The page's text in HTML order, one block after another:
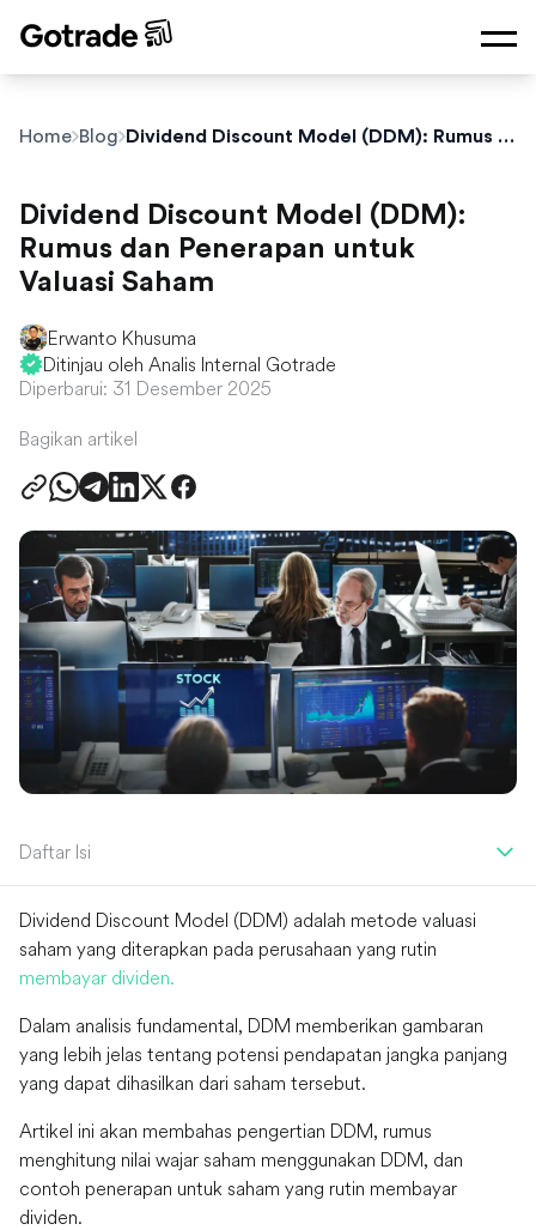
Home Blog Dividend Discount Model (DDM): Rumus dan Penerapan untuk Valuasi Saham
Dividend Discount Model (DDM):
Rumus dan Penerapan untuk
Valuasi Saham
Erwanto Khusuma
Ditinjau oleh Analis Internal Gotrade
Diperbarui: 31 Desember 2025
Bagikan artikel
Daftar Isi
Dividend Discount Model (DDM) adalah metode valuasi
saham yang diterapkan pada perusahaan yang rutin
membayar dividen.
Dalam analisis fundamental, DDM memberikan gambaran
yang lebih jelas tentang potensi pendapatan jangka panjang
yang dapat dihasilkan dari saham tersebut.
Artikel ini akan membahas pengertian DDM, rumus
menghitung nilai wajar saham menggunakan DDM, dan
contoh penerapan untuk saham yang rutin membayar
dividen.